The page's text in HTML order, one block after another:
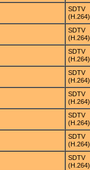
SDTV
(H.264)
SDTV
(H.264)
SDTV
(H.264)
SDTV
(H.264)
SDTV
(H.264)
SDTV
(H.264)
SDTV
(H.264)
SDTV
(H.264)